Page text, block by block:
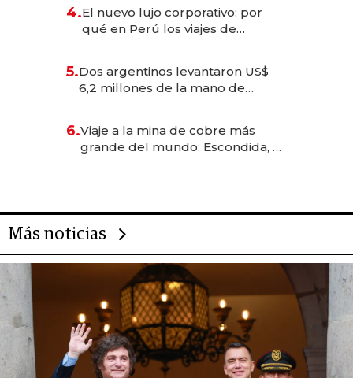
4.El nuevo lujo corporativo: por
qué en Perú los viajes de
para convertirse en experiencias
transformadoras
5.Dos argentinos levantaron US$
6,2 millones de la mano de
6.Viaje a la mina de cobre más
grande del mundo: Escondida, el
Más noticias